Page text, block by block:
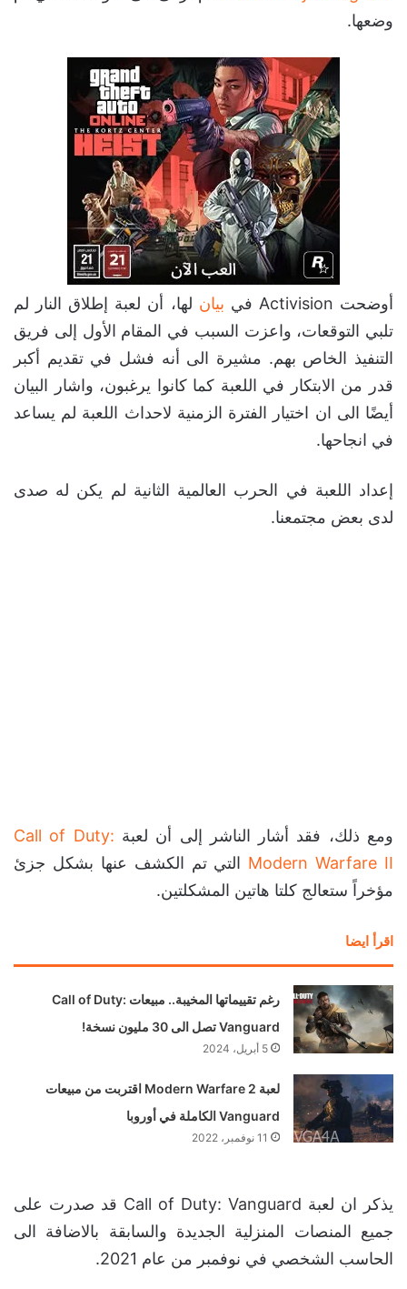
وضعها.
أوضحت Activision في بيان
لها، أن لعبة إطلاق النار لم
تلبي التوقعات، واعزت السبب في المقام الأول إلى فريق
التنفيذ الخاص بهم. مشيرة الى أنه فشل في تقديم أكبر
قدر من الابتكار في اللعبة كما كانوا يرغبون، واشار البيان
أيضًا الى ان اختيار الفترة الزمنية لاحداث اللعبة لم يساعد
في انجاحها.
إعداد اللعبة في الحرب العالمية الثانية لم
ومع ذلك، فقد أشار الناشر إلى أن لعبة
مؤخراً ستعالج كلتا هاتين المشكلتين.
اقرأ ايضا
Vanguard تصل الى 30 مليون نسخة!
يذكر ان لعبة Call of Duty: Vanguard قد صدرت على